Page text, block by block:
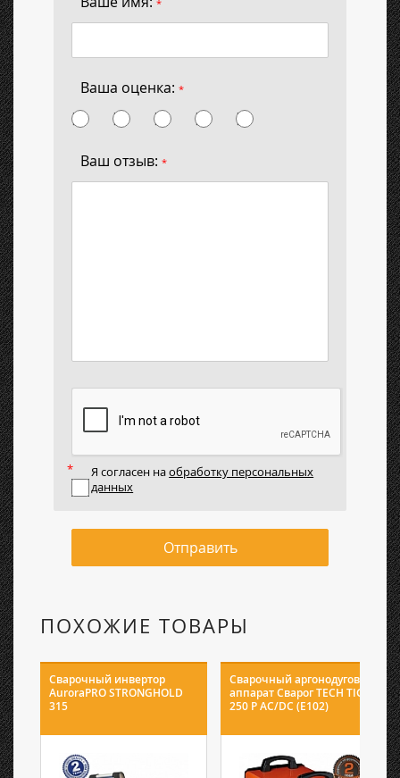
*
Ваша оценка: *
Ваш отзыв: *
Я согласен наобработку персональных
данных
Отправить
ПОХОЖИЕ ТОВАРЫ
Сварочный инвертор
AuroraPRO STRONGHOLD
315
Сварочный аргонодуговой
аппарат Сварог TECH TIG
250 P AC/DC (E102)